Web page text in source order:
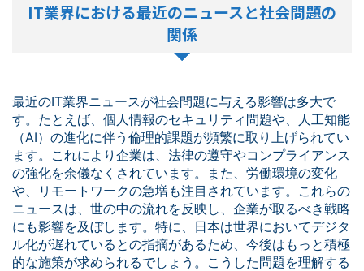
IT業界における最近のニュースと社会問題の
関係
最近のIT業界ニュースが社会問題に与える影響は多大で
す。たとえば、個人情報のセキュリティ問題や、人工知能
（AI）の進化に伴う倫理的課題が頻繁に取り上げられてい
ます。これにより企業は、法律の遵守やコンプライアンス
の強化を余儀なくされています。また、労働環境の変化
や、リモートワークの急増も注目されています。これらの
ニュースは、世の中の流れを反映し、企業が取るべき戦略
にも影響を及ぼします。特に、日本は世界においてデジタ
ル化が遅れているとの指摘があるため、今後はもっと積極
的な施策が求められるでしょう。こうした問題を理解する